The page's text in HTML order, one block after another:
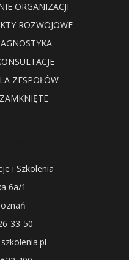
ORGANIZACJI
ROZWOJOWE
ZESPOŁÓW
i Szkolenia
6a/1
33-50